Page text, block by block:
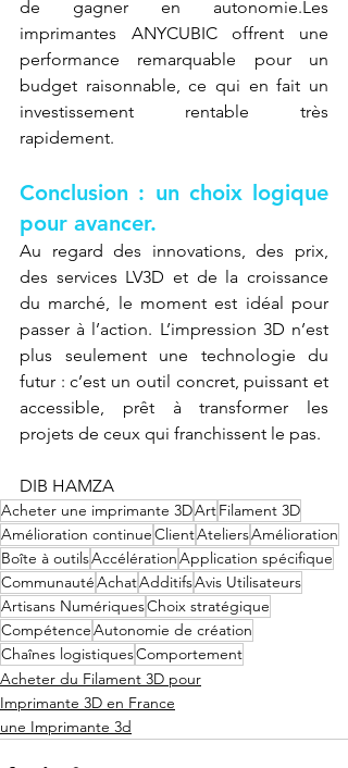
de gagner en autonomie.Les
imprimantes ANYCUBIC offrent une
performance remarquable pour un
budget raisonnable, ce qui en fait un
investissement rentable très
rapidement.
Conclusion : un choix logique
pour avancer.
Au regard des innovations, des prix,
des services LV3D et de la croissance
du marché, le moment est idéal pour
passer à l’action. L’impression 3D n’est
plus seulement une technologie du
futur : c’est un outil concret, puissant et
accessible, prêt à transformer les
projets de ceux qui franchissent le pas.
DIB HAMZA
Acheter une imprimante 3DArtFilament 3D
Amélioration continueClientAteliersAmélioration
Boîte à outilsAccélérationApplication spécifique
CommunautéAchatAdditifsAvis Utilisateurs
Artisans NumériquesChoix stratégique
CompétenceAutonomie de création
Chaînes logistiquesComportement
Acheter du Filament 3D pour
Imprimante 3D en France
une Imprimante 3d